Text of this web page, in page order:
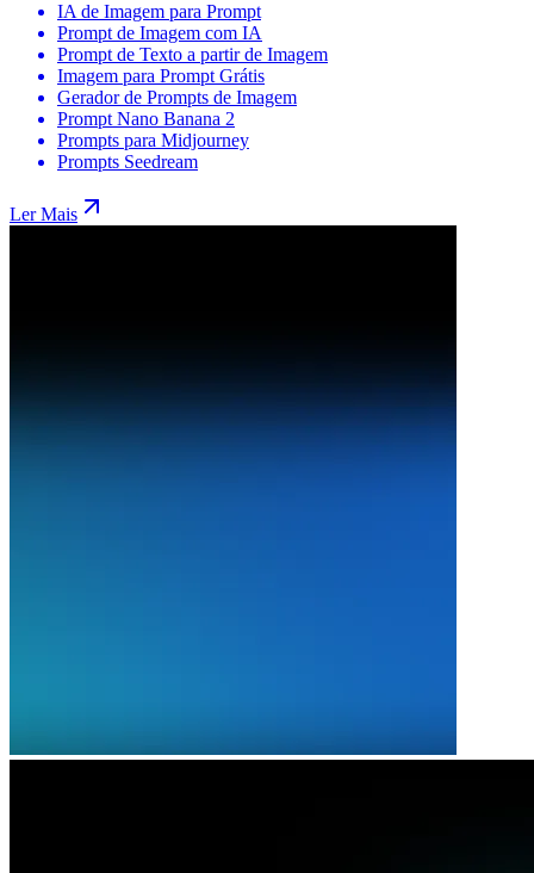
IA de Imagem para Prompt
Prompt de Imagem com IA
Prompt de Texto a partir de Imagem
Imagem para Prompt Grátis
Gerador de Prompts de Imagem
Prompt Nano Banana 2
Prompts para Midjourney
Prompts Seedream
Ler Mais